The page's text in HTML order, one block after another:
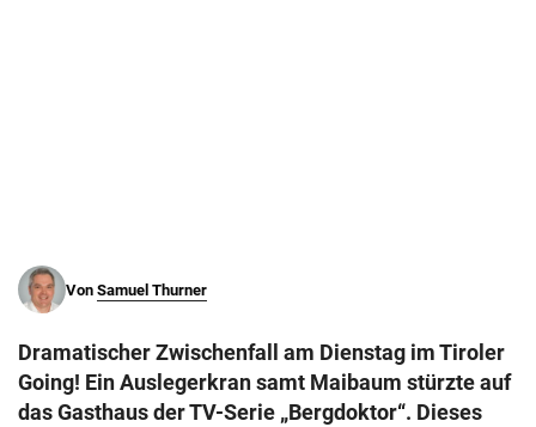
Von Samuel Thurner
Dramatischer Zwischenfall am Dienstag im Tiroler
Going! Ein Auslegerkran samt Maibaum stürzte auf
das Gasthaus der TV-Serie „Bergdoktor“. Dieses